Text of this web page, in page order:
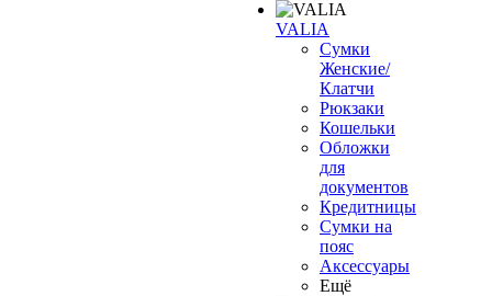
VALIA
Сумки
Женские/
Клатчи
Рюкзаки
Кошельки
Обложки
для
документов
Кредитницы
Сумки на
пояс
Аксессуары
Ещё